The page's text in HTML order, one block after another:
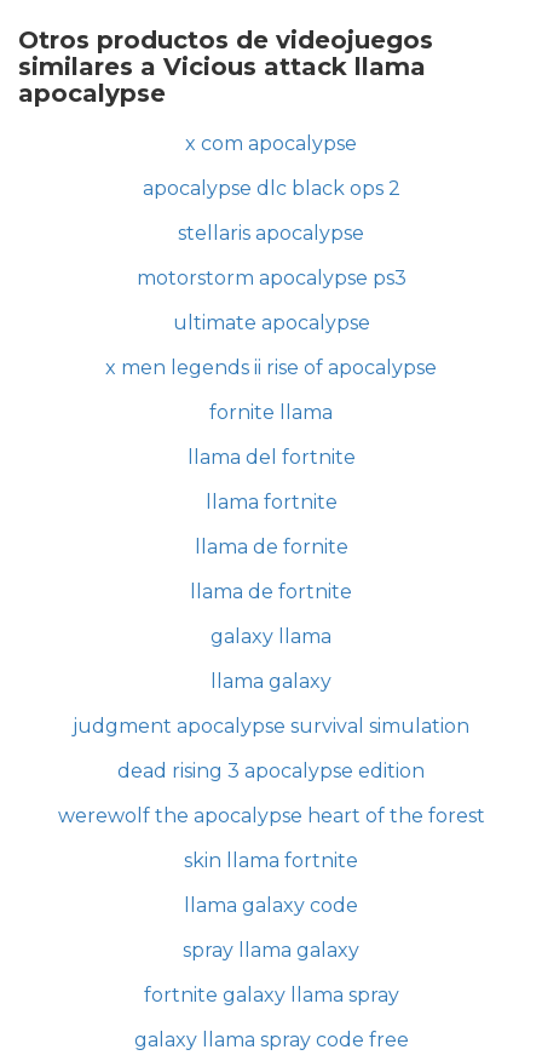
Otros productos de videojuegos
similares a Vicious attack llama
apocalypse
x com apocalypse
apocalypse dlc black ops 2
stellaris apocalypse
motorstorm apocalypse ps3
ultimate apocalypse
x men legends ii rise of apocalypse
fornite llama
llama del fortnite
llama fortnite
llama de fornite
llama de fortnite
galaxy llama
llama galaxy
judgment apocalypse survival simulation
dead rising 3 apocalypse edition
werewolf the apocalypse heart of the forest
skin llama fortnite
llama galaxy code
spray llama galaxy
fortnite galaxy llama spray
galaxy llama spray code free